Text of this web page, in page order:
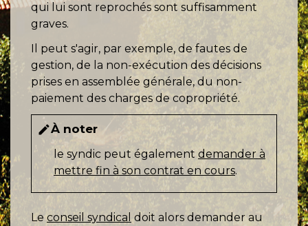
qui lui sont reprochés sont suffisamment
graves.
Il peut s'agir, par exemple, de fautes de
gestion, de la non-exécution des décisions
prises en assemblée générale, du non-
paiement des charges de copropriété.
editÀ noter
le syndic peut également demander à
mettre fin à son contrat en cours.
Le conseil syndical doit alors demander au